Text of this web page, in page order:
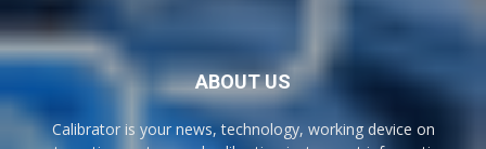
ABOUT US
Calibrator is your news, technology, working device on